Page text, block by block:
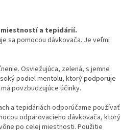
miestností a tepidárií.
sa pomocou dávkovača. Je veľmi
Osviežujúca, zelená, s jemne
podiel mentolu, ktorý podporuje
povzbudzujúce účinky.
a tepidáriách odporúčame používať
odparovacieho dávkovača, ktorý
po celej miestnosti. Použitie